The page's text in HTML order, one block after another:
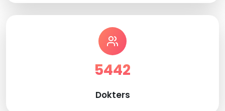
5442
Dokters